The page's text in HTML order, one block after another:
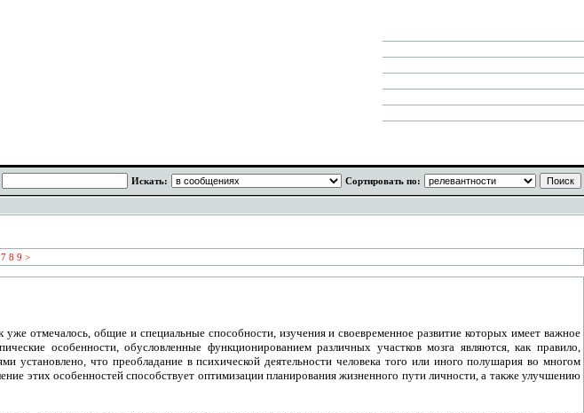
Искать: Сортировать по:
7 8 9 >
отмечалось, общие и специальные способности, изучения и своевременное развитие которых имеет важное
особенности, обусловленные функционированием различных участков мозга являются, как правило,
что преобладание в психической деятельности человека того или иного полушария во многом
этих особенностей способствует оптимизации планирования жизненного пути личности, а также улучшению